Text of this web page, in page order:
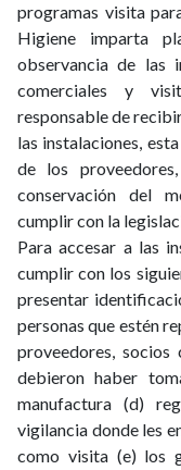
programas visita
Higiene imparta
observancia de las
comerciales y
responsable de
las instalaciones,
de los
conservación del
cumplir con la
Para accesar a las
cumplir con los
presentar
personas que estén
proveedores,
debieron haber
manufactura (d)
vigilancia donde les
como visita (e) los